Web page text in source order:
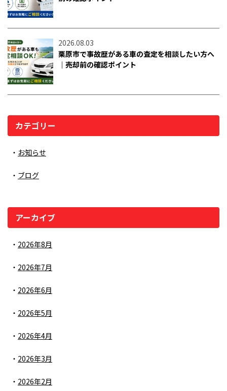
2026.08.03
栗原市で事故歴がある車の査定を相談したい方へ
｜売却前の確認ポイント
カテゴリー
お知らせ
ブログ
アーカイブ
2026年8月
2026年7月
2026年6月
2026年5月
2026年4月
2026年3月
2026年2月